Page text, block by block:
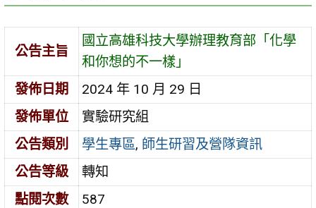
公告主旨
國立高雄科技大學辦理教育部「化學
和你想的不一樣」
發佈日期
2024 年 10 月 29 日
發佈單位
實驗研究組
公告類別
學生專區, 師生研習及營隊資訊
公告等級
轉知
點閱次數
587